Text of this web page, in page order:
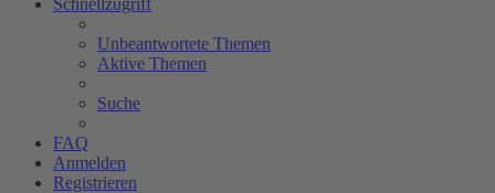
Unbeantwortete Themen
Aktive Themen
Suche
FAQ
Anmelden
Registrieren